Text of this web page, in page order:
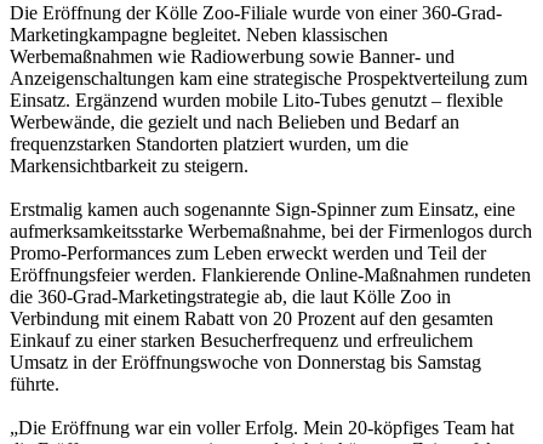
Die Eröffnung der Kölle Zoo-Filiale wurde von einer 360-Grad-
Marketingkampagne begleitet. Neben klassischen
Werbemaßnahmen wie Radiowerbung sowie Banner- und
Anzeigenschaltungen kam eine strategische Prospektverteilung zum
Einsatz. Ergänzend wurden mobile Lito-Tubes genutzt – flexible
Werbewände, die gezielt und nach Belieben und Bedarf an
frequenzstarken Standorten platziert wurden, um die
Markensichtbarkeit zu steigern.
Erstmalig kamen auch sogenannte Sign-Spinner zum Einsatz, eine
aufmerksamkeitsstarke Werbemaßnahme, bei der Firmenlogos durch
Promo-Performances zum Leben erweckt werden und Teil der
Eröffnungsfeier werden. Flankierende Online-Maßnahmen rundeten
die 360-Grad-Marketingstrategie ab, die laut Kölle Zoo in
Verbindung mit einem Rabatt von 20 Prozent auf den gesamten
Einkauf zu einer starken Besucherfrequenz und erfreulichem
Umsatz in der Eröffnungswoche von Donnerstag bis Samstag
führte.
„Die Eröffnung war ein voller Erfolg. Mein 20‑köpfiges Team hat